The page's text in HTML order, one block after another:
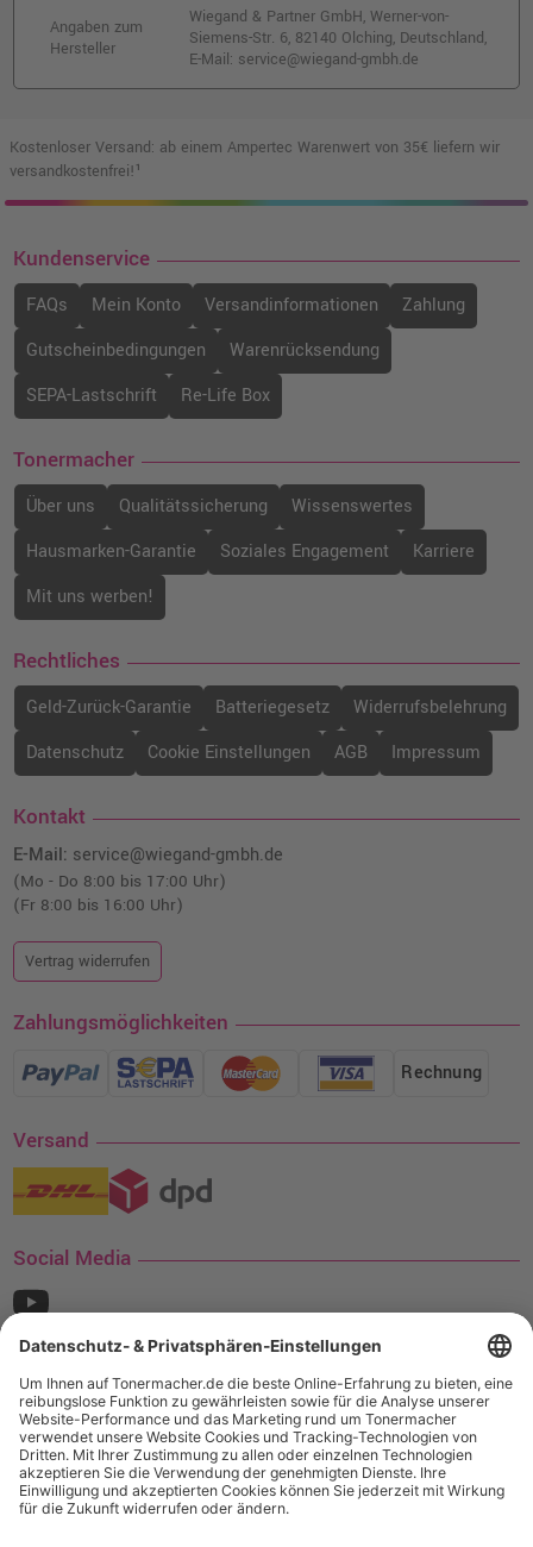
Angaben zum
Hersteller
Wiegand & Partner GmbH, Werner-von-
Siemens-Str. 6, 82140 Olching, Deutschland,
E-Mail: service@wiegand-gmbh.de
Kostenloser Versand: ab einem Ampertec Warenwert von 35€ liefern wir
versandkostenfrei!¹
Kundenservice
FAQs Mein Konto Versandinformationen
Zahlung
Gutscheinbedingungen
Warenrücksendung
SEPA-Lastschrift
Re-Life Box
Tonermacher
Über uns Qualitätssicherung
Wissenswertes
Hausmarken-Garantie
Soziales Engagement
Karriere
Mit uns werben!
Rechtliches
Geld-Zurück-Garantie Batteriegesetz
Widerrufsbelehrung
Datenschutz
Cookie Einstellungen AGB Impressum
Kontakt
E-Mail: service@wiegand-gmbh.de
(Mo - Do 8:00 bis 17:00 Uhr)
(Fr 8:00 bis 16:00 Uhr)
Vertrag widerrufen
Zahlungsmöglichkeiten
Rechnung
Versand
Social Media
¹ Nur gültig für den Versand innerhalb Deutschlands. Befindet sich ein Warenwert
von mindestens 35€ (inkl. Mwst.) an Ampertec Artikeln in Ihrem Warenkorb, ist der
Versand für Sie kostenfrei.